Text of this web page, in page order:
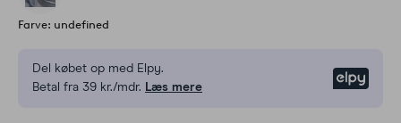
Farve: undefined
Del købet op med Elpy.
Betal fra 39 kr./mdr. Læs mere